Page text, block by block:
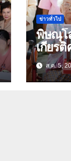
ข่าวทั่วไป
พิษณุโ
เกียร
ย่า อายุ 100
นุ่มเน
กร่าง
ส.ค. 5,